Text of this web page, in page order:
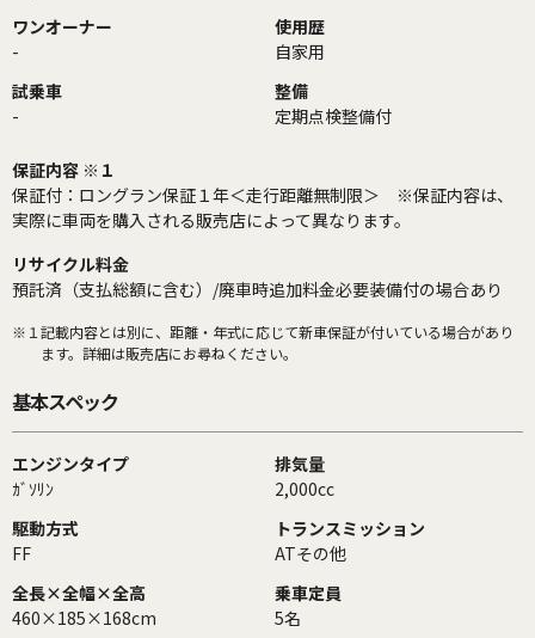
ワンオーナー
-
使用歴
自家用
試乗車
-
整備
定期点検整備付
保証内容 ※１
保証付：ロングラン保証１年＜走行距離無制限＞ ※保証内容は、
実際に車両を購入される販売店によって異なります。
リサイクル料金
預託済（支払総額に含む）/廃車時追加料金必要装備付の場合あり
※１ 記載内容とは別に、距離・年式に応じて新車保証が付いている場合があり
ます。詳細は販売店にお尋ねください。
基本スペック
エンジンタイプ
ｶﾞｿﾘﾝ
排気量
2,000cc
駆動方式
FF
トランスミッション
ATその他
全長×全幅×全高
460×185×168cm
乗車定員
5名